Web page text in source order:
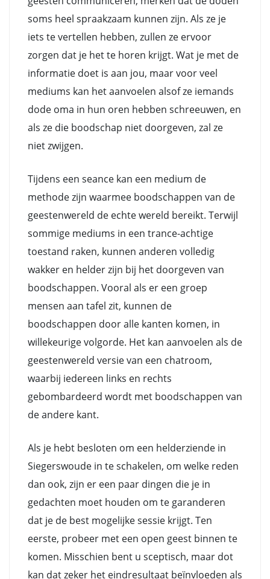
soms heel spraakzaam kunnen zijn. Als ze je
iets te vertellen hebben, zullen ze ervoor
zorgen dat je het te horen krijgt. Wat je met de
informatie doet is aan jou, maar voor veel
mediums kan het aanvoelen alsof ze iemands
dode oma in hun oren hebben schreeuwen, en
als ze die boodschap niet doorgeven, zal ze
niet zwijgen.
Tijdens een seance kan een medium de
methode zijn waarmee boodschappen van de
geestenwereld de echte wereld bereikt. Terwijl
sommige mediums in een trance-achtige
toestand raken, kunnen anderen volledig
wakker en helder zijn bij het doorgeven van
boodschappen. Vooral als er een groep
mensen aan tafel zit, kunnen de
boodschappen door alle kanten komen, in
willekeurige volgorde. Het kan aanvoelen als de
geestenwereld versie van een chatroom,
waarbij iedereen links en rechts
gebombardeerd wordt met boodschappen van
de andere kant.
Als je hebt besloten om een helderziende in
Siegerswoude in te schakelen, om welke reden
dan ook, zijn er een paar dingen die je in
gedachten moet houden om te garanderen
dat je de best mogelijke sessie krijgt. Ten
eerste, probeer met een open geest binnen te
komen. Misschien bent u sceptisch, maar dot
kan dat zeker het eindresultaat beïnvloeden als